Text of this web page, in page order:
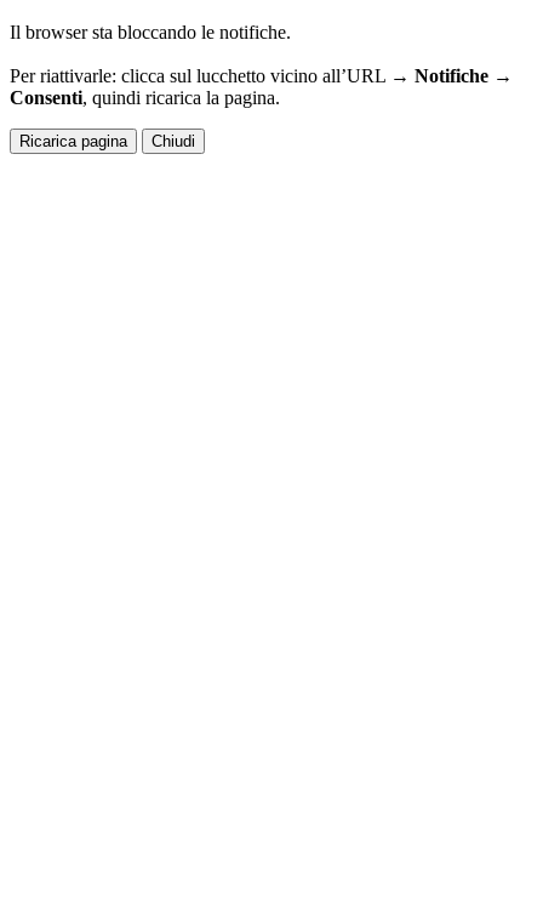
Il browser sta bloccando le notifiche.
Per riattivarle: clicca sul lucchetto vicino all’URL → Notifiche →
Consenti, quindi ricarica la pagina.
Ricarica pagina Chiudi